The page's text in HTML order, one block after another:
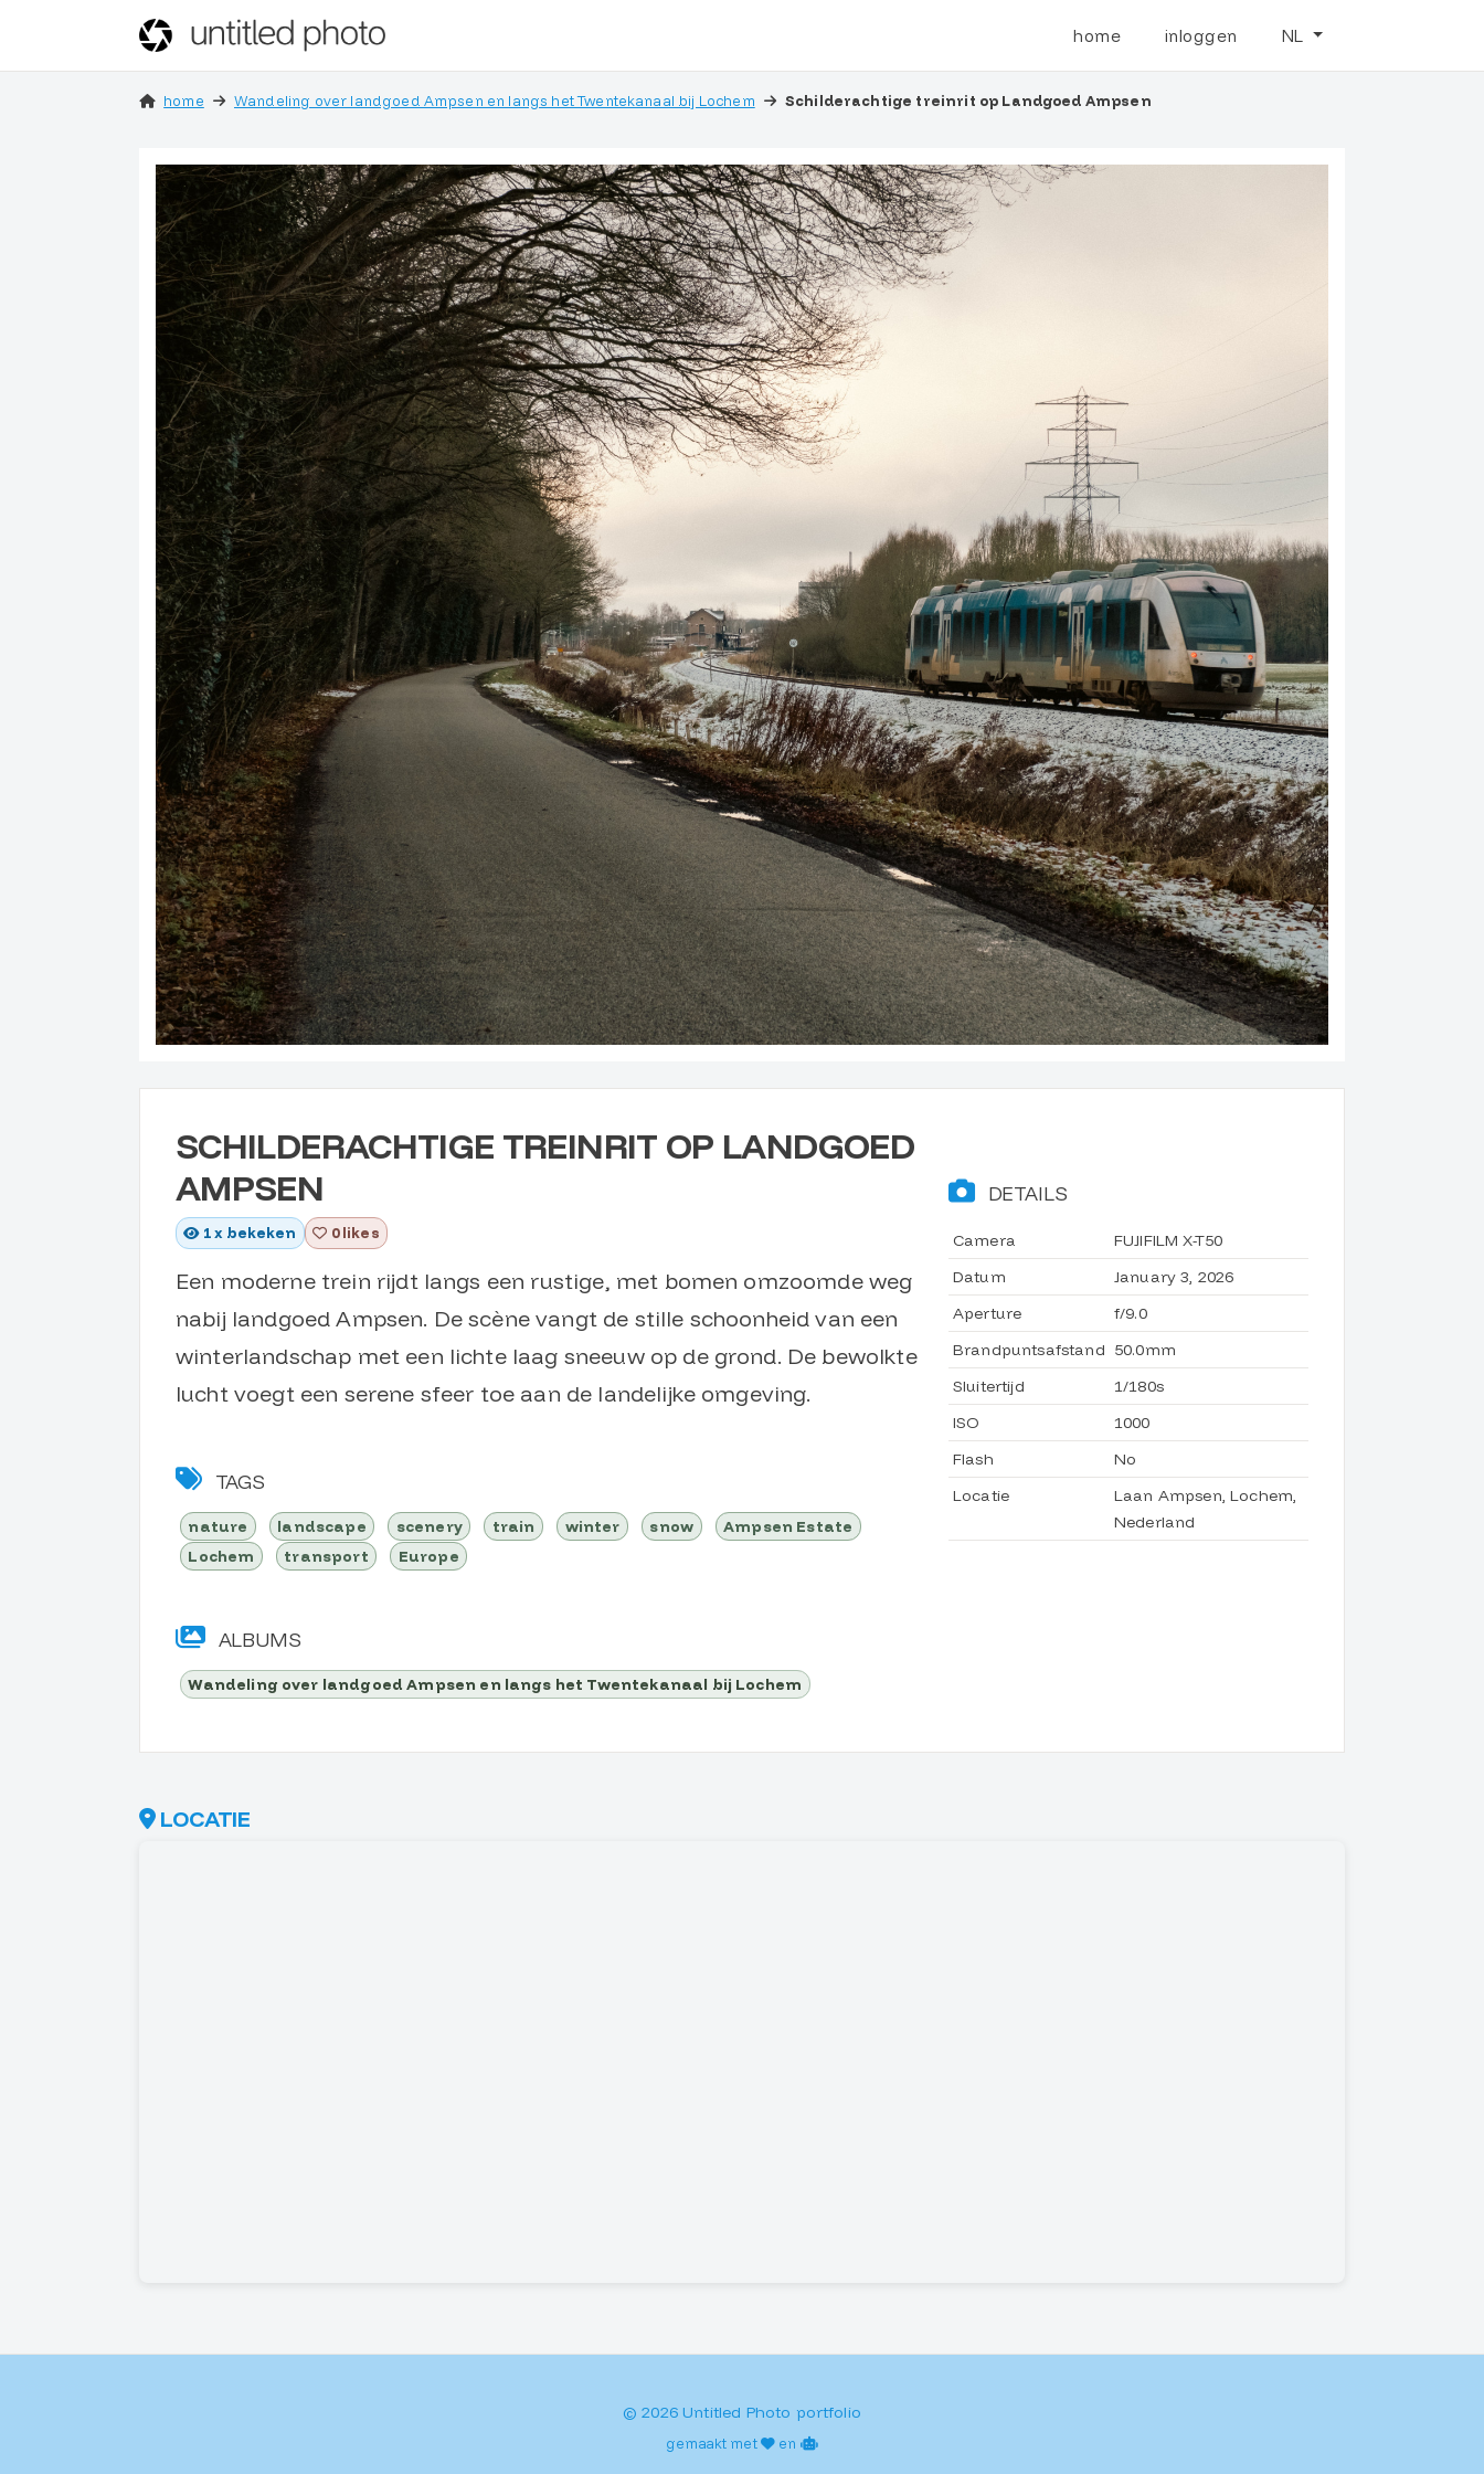
home inloggen NL
home Wandeling over landgoed Ampsen en langs het Twentekanaal bij Lochem Schilderachtige treinrit op Landgoed Ampsen
SCHILDERACHTIGE TREINRIT OP LANDGOED
AMPSEN
1x bekeken 0 likes
Een moderne trein rijdt langs een rustige, met bomen omzoomde weg
nabij landgoed Ampsen. De scène vangt de stille schoonheid van een
winterlandschap met een lichte laag sneeuw op de grond. De bewolkte
lucht voegt een serene sfeer toe aan de landelijke omgeving.
TAGS
nature landscape scenery train winter snow
Ampsen Estate
Lochem
transport Europe
ALBUMS
Wandeling over landgoed Ampsen en langs het Twentekanaal bij Lochem
DETAILS
Camera
FUJIFILM X-T50
Datum
January 3, 2026
Aperture
f/9.0
Brandpuntsafstand 50.0mm
Sluitertijd
1/180s
ISO
1000
Flash
No
Locatie
Laan Ampsen, Lochem,
Nederland
LOCATIE
© 2026 Untitled Photo portfolio
gemaakt met en